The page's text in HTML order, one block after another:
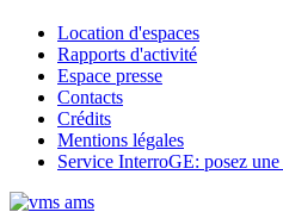
Location d'espaces
Rapports d'activité
Espace presse
Contacts
Crédits
Mentions légales
Service InterroGE: posez